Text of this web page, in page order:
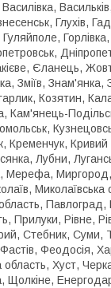
Глухів,
Єланець,
Зміїв, Знам'янка,
Козятин,
Кам'янець-
Кременчук,
Лубни,
Мерефа,
Миколаївська
Павлоград,
Прилуки, Рівне,
Стебник, Суми,
Феодосія,
Хуст,
Щолкіне,